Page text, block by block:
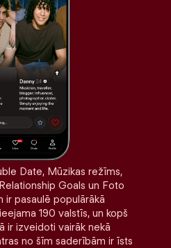
Date, Mūzikas režīms,
Goals un Foto
pasaulē populārākā
190 valstīs, un kopš
ir izveidoti vairāk nekā
no šīm saderībām ir īsts